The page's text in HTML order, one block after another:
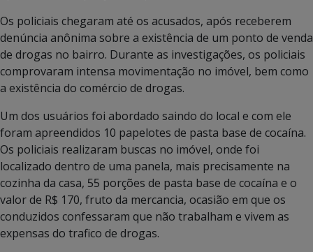
Os policiais chegaram até os acusados, após receberem
denúncia anônima sobre a existência de um ponto de venda
de drogas no bairro. Durante as investigações, os policiais
comprovaram intensa movimentação no imóvel, bem como
a existência do comércio de drogas.
Um dos usuários foi abordado saindo do local e com ele
foram apreendidos 10 papelotes de pasta base de cocaína.
Os policiais realizaram buscas no imóvel, onde foi
localizado dentro de uma panela, mais precisamente na
cozinha da casa, 55 porções de pasta base de cocaína e o
valor de R$ 170, fruto da mercancia, ocasião em que os
conduzidos confessaram que não trabalham e vivem as
expensas do trafico de drogas.